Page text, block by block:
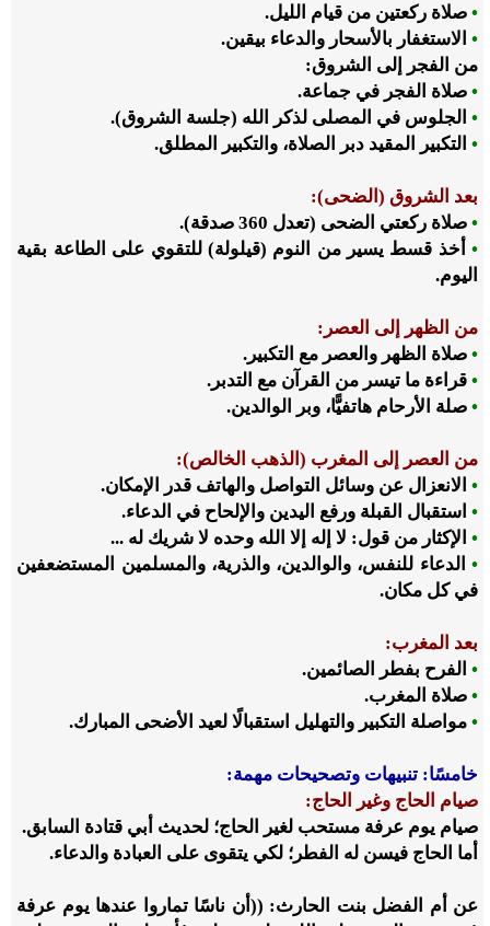
• صلاة ركعتين من قيام الليل.
• الاستغفار بالأسحار والدعاء بيقين.
من الفجر إلى الشروق:
• صلاة الفجر في جماعة.
• الجلوس في المصلى لذكر الله (جلسة الشروق).
• التكبير المقيد دبر الصلاة، والتكبير المطلق.
بعد الشروق (الضحى):
• صلاة ركعتي الضحى (تعدل 360 صدقة).
• أخذ قسط يسير من النوم (قيلولة) للتقوي على الطاعة بقية
اليوم.
من الظهر إلى العصر:
• صلاة الظهر والعصر مع التكبير.
• قراءة ما تيسر من القرآن مع التدبر.
• صلة الأرحام هاتفيًّا، وبر الوالدين.
من العصر إلى المغرب (الذهب الخالص):
• الانعزال عن وسائل التواصل والهاتف قدر الإمكان.
• استقبال القبلة ورفع اليدين والإلحاح في الدعاء.
• الإكثار من قول: لا إله إلا الله وحده لا شريك له ...
• الدعاء للنفس، والوالدين، والذرية، والمسلمين المستضعفين
في كل مكان.
بعد المغرب:
• الفرح بفطر الصائمين.
• صلاة المغرب.
• مواصلة التكبير والتهليل استقبالًا لعيد الأضحى المبارك.
خامسًا: تنبيهات وتصحيحات مهمة:
صيام الحاج وغير الحاج:
صيام يوم عرفة مستحب لغير الحاج؛ لحديث أبي قتادة السابق.
أما الحاج فيسن له الفطر؛ لكي يتقوى على العبادة والدعاء.
عن أم الفضل بنت الحارث: ((أن ناسًا تماروا عندها يوم عرفة